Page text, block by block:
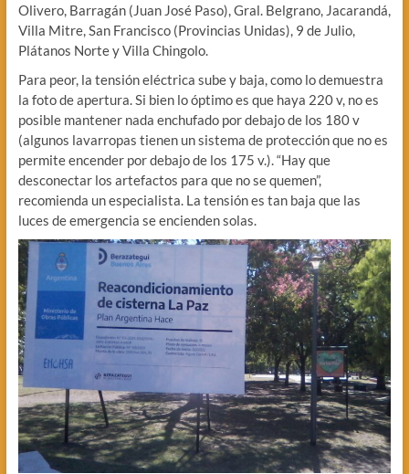
Olivero, Barragán (Juan José Paso), Gral. Belgrano, Jacarandá,
Villa Mitre, San Francisco (Provincias Unidas), 9 de Julio,
Plátanos Norte y Villa Chingolo.
Para peor, la tensión eléctrica sube y baja, como lo demuestra
la foto de apertura. Si bien lo óptimo es que haya 220 v, no es
posible mantener nada enchufado por debajo de los 180 v
(algunos lavarropas tienen un sistema de protección que no es
permite encender por debajo de los 175 v.). “Hay que
desconectar los artefactos para que no se quemen”,
recomienda un especialista. La tensión es tan baja que las
luces de emergencia se encienden solas.